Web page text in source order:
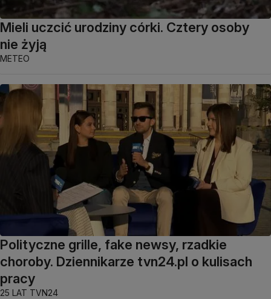
Mieli uczcić urodziny córki. Cztery osoby
nie żyją
METEO
Polityczne grille, fake newsy, rzadkie
choroby. Dziennikarze tvn24.pl o kulisach
pracy
25 LAT TVN24